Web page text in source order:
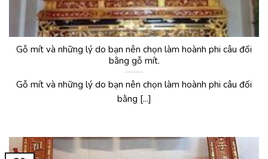
Gỗ mít và những lý do bạn nên chọn làm hoành phi câu đối
bằng gỗ mít.
Gỗ mít và những lý do bạn nên chọn làm hoành phi câu đối
bằng [...]